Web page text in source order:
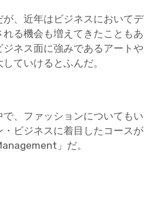
、近年はビジネスにおいてデ
る機会も増えてきたこともあ
ジネス面に強みであるアートや
ていけるとふんだ。
、ファッションについてもい
ビジネスに着目したコースが
」だ。